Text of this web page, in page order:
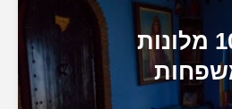
קזבלנקה – 10 מלונות